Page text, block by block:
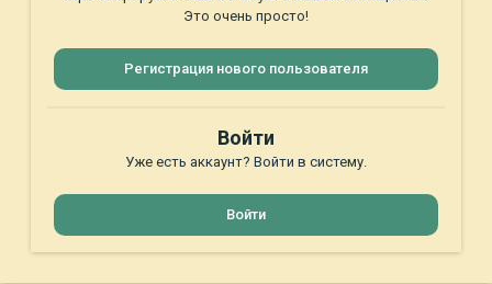
Это очень просто!
Регистрация нового пользователя
Войти
Уже есть аккаунт? Войти в систему.
Войти